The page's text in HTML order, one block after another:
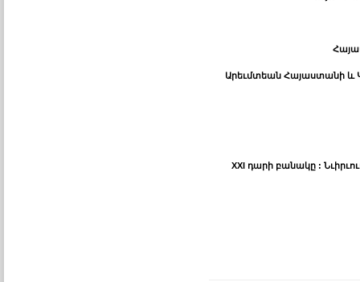
Արեւմտեան Հայաստանի և
XXI դարի բանակը :